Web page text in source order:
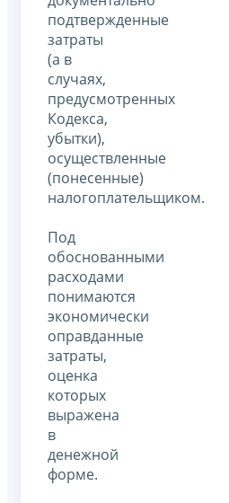
подтвержденные
затраты
(а в
случаях,
предусмотренных
Кодекса,
убытки),
осуществленные
(понесенные)
налогоплательщиком.
Под
обоснованными
расходами
понимаются
экономически
оправданные
затраты,
оценка
которых
выражена
в
денежной
форме.